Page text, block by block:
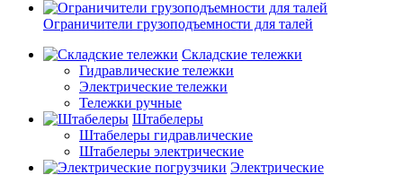
Ограничители грузоподъемности для талей
Складские тележки
Гидравлические тележки
Электрические тележки
Тележки ручные
Штабелеры
Штабелеры гидравлические
Штабелеры электрические
Электрические